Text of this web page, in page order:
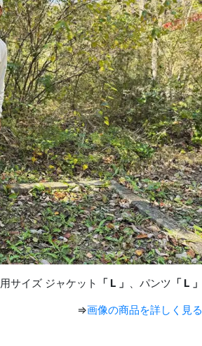
サイズ ジャケット 「 L 」 、パンツ 「 L 」
⇒画像の商品を詳しく見る